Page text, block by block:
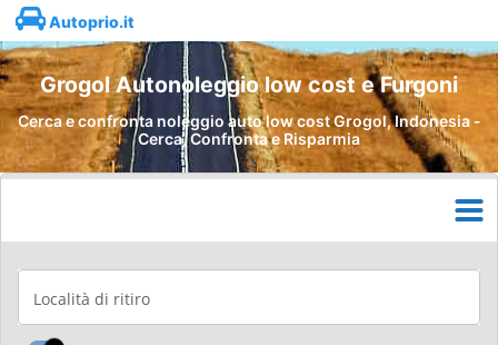
Autoprio.it
Grogol Autonoleggio low cost e Furgoni
Cerca e confronta noleggio auto low cost Grogol, Indonesia -
Cerca, Confronta e Risparmia
Località di ritiro